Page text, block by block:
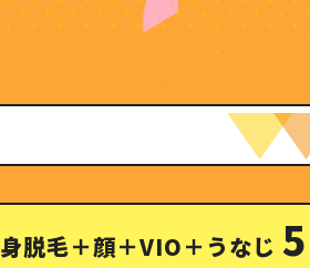
脱毛＋顔＋VIO＋うなじ 5